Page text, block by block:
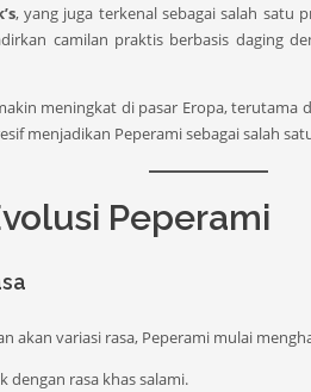
, yang juga terkenal sebagai salah satu
camilan praktis berbasis daging
meningkat di pasar Eropa, terutama
menjadikan Peperami sebagai salah
Peperami
akan variasi rasa, Peperami mulai
dengan rasa khas salami.